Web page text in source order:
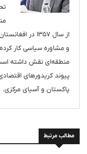
از سال ۱۳۵۷
و مشاوره سیاسی کار
منطقه‌ای نقش داشته
پیوند کریدورهای
پاکستان و آسیای مرکزی.
مطالب مرتبط